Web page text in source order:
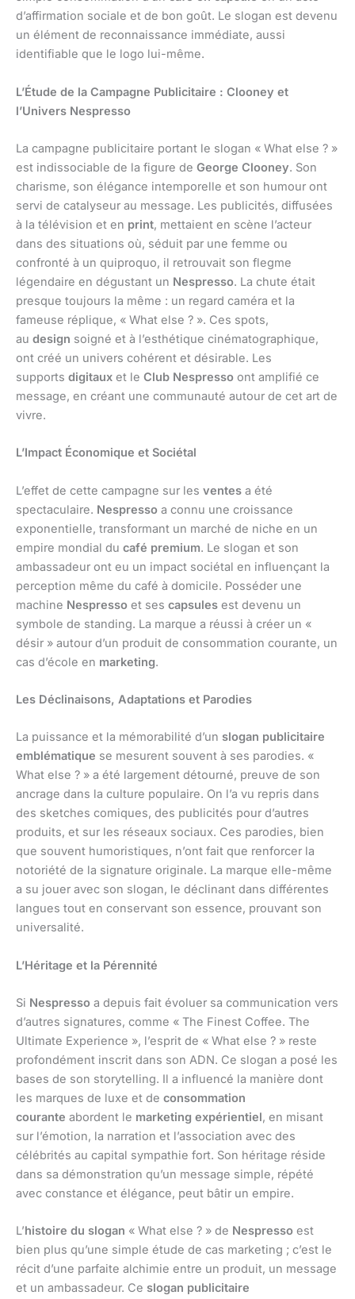
d’affirmation sociale et de bon goût. Le slogan est devenu
un élément de reconnaissance immédiate, aussi
identifiable que le logo lui-même.
L’Étude de la Campagne Publicitaire : Clooney et
l’Univers Nespresso
La campagne publicitaire portant le slogan « What else ? »
est indissociable de la figure de George Clooney. Son
charisme, son élégance intemporelle et son humour ont
servi de catalyseur au message. Les publicités, diffusées
à la télévision et en print, mettaient en scène l’acteur
dans des situations où, séduit par une femme ou
confronté à un quiproquo, il retrouvait son flegme
légendaire en dégustant un Nespresso. La chute était
presque toujours la même : un regard caméra et la
fameuse réplique, « What else ? ». Ces spots,
au design soigné et à l’esthétique cinématographique,
ont créé un univers cohérent et désirable. Les
supports digitaux et le Club Nespresso ont amplifié ce
message, en créant une communauté autour de cet art de
vivre.
L’Impact Économique et Sociétal
L’effet de cette campagne sur les ventes a été
spectaculaire. Nespresso a connu une croissance
exponentielle, transformant un marché de niche en un
empire mondial du café premium. Le slogan et son
ambassadeur ont eu un impact sociétal en influençant la
perception même du café à domicile. Posséder une
machine Nespresso et ses capsules est devenu un
symbole de standing. La marque a réussi à créer un «
désir » autour d’un produit de consommation courante, un
cas d’école en marketing.
Les Déclinaisons, Adaptations et Parodies
La puissance et la mémorabilité d’un slogan publicitaire
emblématique se mesurent souvent à ses parodies. «
What else ? » a été largement détourné, preuve de son
ancrage dans la culture populaire. On l’a vu repris dans
des sketches comiques, des publicités pour d’autres
produits, et sur les réseaux sociaux. Ces parodies, bien
que souvent humoristiques, n’ont fait que renforcer la
notoriété de la signature originale. La marque elle-même
a su jouer avec son slogan, le déclinant dans différentes
langues tout en conservant son essence, prouvant son
universalité.
L’Héritage et la Pérennité
Si Nespresso a depuis fait évoluer sa communication vers
d’autres signatures, comme « The Finest Coffee. The
Ultimate Experience », l’esprit de « What else ? » reste
profondément inscrit dans son ADN. Ce slogan a posé les
bases de son storytelling. Il a influencé la manière dont
les marques de luxe et de consommation
courante abordent le marketing expérientiel, en misant
sur l’émotion, la narration et l’association avec des
célébrités au capital sympathie fort. Son héritage réside
dans sa démonstration qu’un message simple, répété
avec constance et élégance, peut bâtir un empire.
L’histoire du slogan « What else ? » de Nespresso est
bien plus qu’une simple étude de cas marketing ; c’est le
récit d’une parfaite alchimie entre un produit, un message
et un ambassadeur. Ce slogan publicitaire